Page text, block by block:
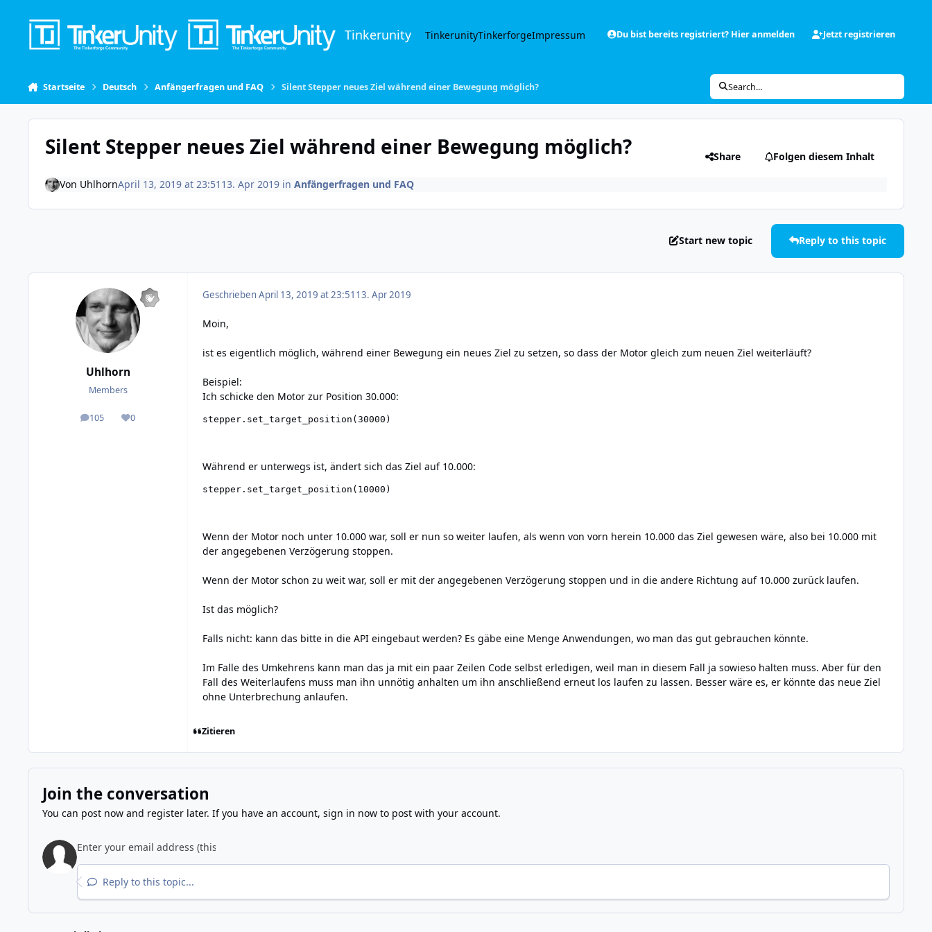
Tinkerunity TinkerunityTinkerforgeImpressum Du bist bereits registriert? Hier anmelden Jetzt registrieren
Startseite Deutsch Anfängerfragen und FAQ Silent Stepper neues Ziel während einer Bewegung möglich? Search...
Silent Stepper neues Ziel während einer Bewegung möglich? Share Folgen diesem Inhalt
Von UhlhornApril 13, 2019 at 23:51 13. Apr 2019in Anfängerfragen und FAQ
Start new topic Reply to this topic
Uhlhorn
Members
105
posts 0
Reputation
GeschriebenApril 13, 2019 at 23:51 13. Apr 2019
Moin,
ist es eigentlich möglich, während einer Bewegung ein neues Ziel zu setzen, so dass der Motor gleich zum neuen Ziel weiterläuft?
Beispiel:
Ich schicke den Motor zur Position 30.000:
stepper.set_target_position(30000)
Während er unterwegs ist, ändert sich das Ziel auf 10.000:
stepper.set_target_position(10000)
Wenn der Motor noch unter 10.000 war, soll er nun so weiter laufen, als wenn von vorn herein 10.000 das Ziel gewesen wäre, also bei 10.000 mit
der angegebenen Verzögerung stoppen.
Wenn der Motor schon zu weit war, soll er mit der angegebenen Verzögerung stoppen und in die andere Richtung auf 10.000 zurück laufen.
Ist das möglich?
Falls nicht: kann das bitte in die API eingebaut werden? Es gäbe eine Menge Anwendungen, wo man das gut gebrauchen könnte.
Im Falle des Umkehrens kann man das ja mit ein paar Zeilen Code selbst erledigen, weil man in diesem Fall ja sowieso halten muss. Aber für den
Fall des Weiterlaufens muss man ihn unnötig anhalten um ihn anschließend erneut los laufen zu lassen. Besser wäre es, er könnte das neue Ziel
ohne Unterbrechung anlaufen.
Zitieren
Join the conversation
You can post now and register later. If you have an account, sign in nowto post with your account.
Reply to this topic...